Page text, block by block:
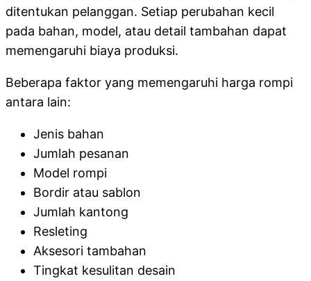
ditentukan pelanggan. Setiap perubahan kecil
pada bahan, model, atau detail tambahan dapat
memengaruhi biaya produksi.
Beberapa faktor yang memengaruhi harga rompi
antara lain:
Jenis bahan
Jumlah pesanan
Model rompi
Bordir atau sablon
Jumlah kantong
Resleting
Aksesori tambahan
Tingkat kesulitan desain